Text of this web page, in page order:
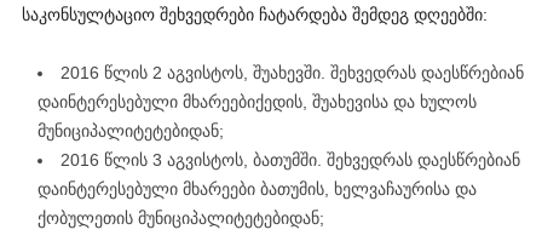
საკონსულტაციო შეხვედრები ჩატარდება შემდეგ დღეებში:
2016 წლის 2 აგვისტოს, შუახევში. შეხვედრას დაესწრებიან
დაინტერესებული მხარეებიქედის, შუახევისა და ხულოს
მუნიციპალიტეტებიდან;
2016 წლის 3 აგვისტოს, ბათუმში. შეხვედრას დაესწრებიან
დაინტერესებული მხარეები ბათუმის, ხელვაჩაურისა და
ქობულეთის მუნიციპალიტეტებიდან;